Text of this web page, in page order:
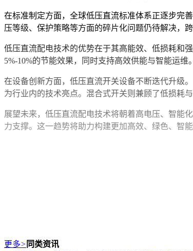
在标准制定方面，全球低压直流标准体系正逐步完
压等级、保护策略等方面的碎片化问题仍待解决，
低压直流配电技术的优势在于其高能效、低损耗和
5%-10%的节能效果，同时支持高效供能与智能运
在设备创新方面，低压直流开关设备不断迭代升级
为行业内的技术亮点。混合式开关则兼顾了低损耗
展望未来，低压直流配电技术将朝着高电压、智能
力支撑。这一趋势将助力构建更加高效、绿色、智
更多> 同类资讯